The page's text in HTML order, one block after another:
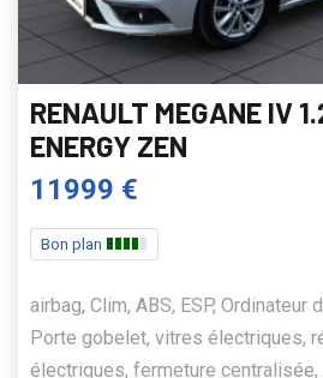
RENAULT MEGANE IV
ENERGY ZEN
11999 €
Bon plan
airbag, Clim, ABS, ESP, Ordinateur
Porte gobelet, vitres électriques,
électriques, fermeture centralisée,